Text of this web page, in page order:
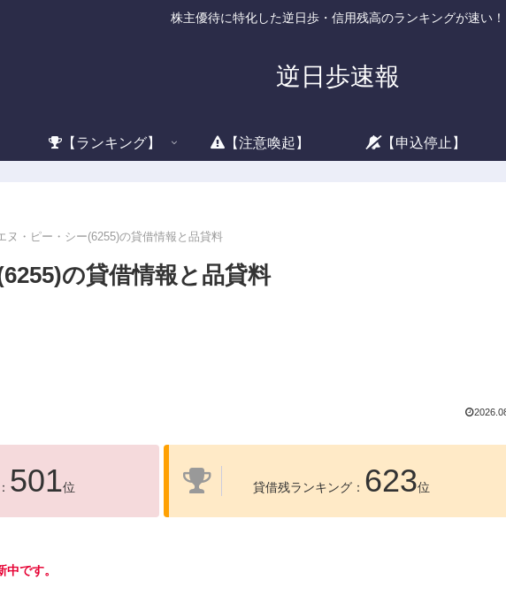
株主優待に特化した逆日歩・信用残高のランキングが速い！
逆日歩速報
【ランキング】 【注意喚起】 【申込停止】
ヌ・ピー・シー(6255)の貸借情報と品貸料
の貸借情報と品貸料
501位 貸借残ランキング： 623位
です。